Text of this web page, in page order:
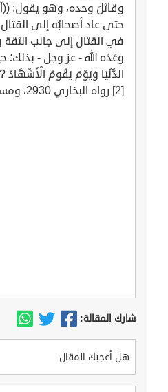
حتى عاد أصحابُه إلى
في القتال إلى جانب الثقة
وعَدَه الله - عز وجل - بذلك؛
[2] رواه البخاري 2930، ومسلم 1776 عن البراء بن عازب - رضي الله عنه. "
شارك المقالة:
هل أعجبك المقال